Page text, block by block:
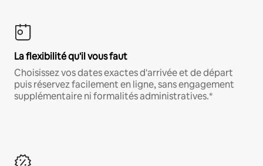
La flexibilité qu'il vous faut
Choisissez vos dates exactes d'arrivée et de départ
puis réservez facilement en ligne, sans engagement
supplémentaire ni formalités administratives.*